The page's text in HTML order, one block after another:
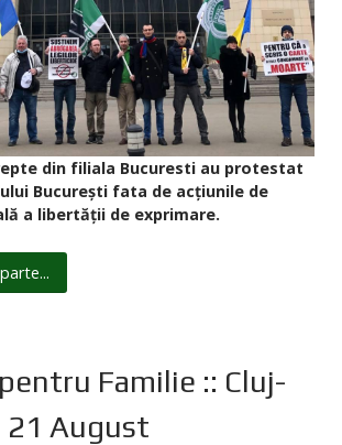
din filiala Bucuresti au protestat
București fata de acțiunile de
a libertății de exprimare.
Familie :: Cluj-
21 August